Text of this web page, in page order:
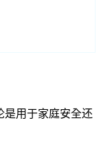
是用于家庭安全还